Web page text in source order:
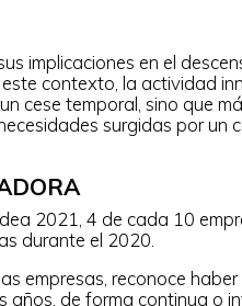
implicaciones en el
contexto, la actividad
cese temporal, sino que
surgidas por un
2021, 4 de cada 10
durante el 2020.
empresas, reconoce
años, de forma continua o